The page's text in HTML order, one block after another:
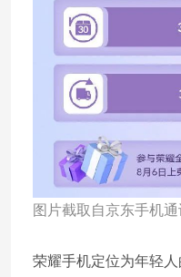
图片截取自京东手机
荣耀手机定位为年轻